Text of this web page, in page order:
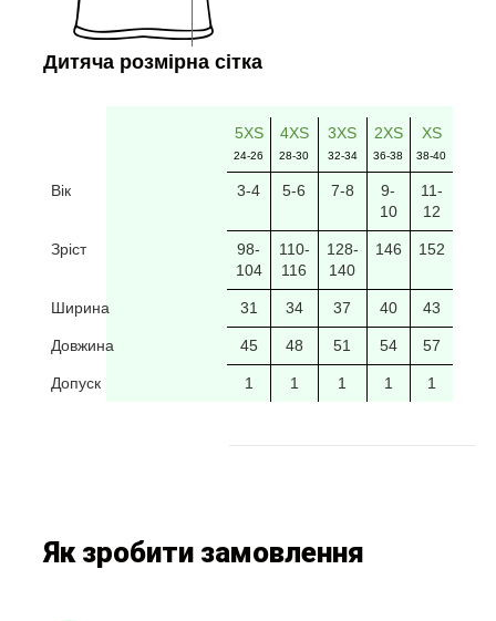
Дитяча розмірна сітка
5XS
24-26
4XS
28-30
3XS
32-34
2XS
36-38
XS
38-40
Вік 3-4 5-6 7-8
9-
10
11-
12
Зріст
98-
104
110-
116
128-
140
146 152
Ширина 31 34 37 40 43
Довжина 45 48 51 54 57
Допуск 1 1 1 1 1
Як зробити замовлення